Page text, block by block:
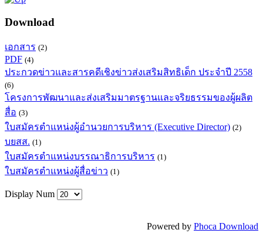
Download
เอกสาร (2)
PDF (4)
ประกวดข่าวและสารคดีเชิงข่าวส่งเสริมสิทธิเด็ก ประจำปี 2558
(6)
โครงการพัฒนาและส่งเสริมมาตรฐานและจริยธรรมของผู้ผลิต
สื่อ (3)
ใบสมัครตำแหน่งผู้อำนวยการบริหาร (Executive Director) (2)
บยสส. (1)
ใบสมัครตำแหน่งบรรณาธิการบริหาร (1)
ใบสมัครตำแหน่งผู้สื่อข่าว (1)
Display Num
Powered by Phoca Download